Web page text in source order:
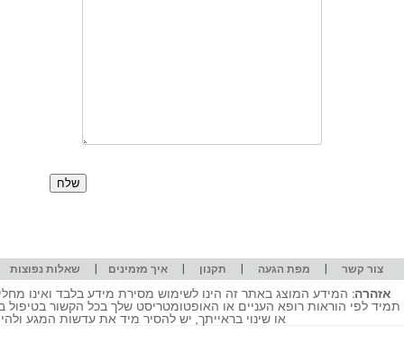
צור קשר | מפת הגעה | תקנון |איך מזמינים | שאלות נפוצות
אזהרה: המידע המוצג באתר זה הינו לשימוש מסירת מידע בלבד ואינו
תמיד לפי הוראות רופא העניים או האופטומטריסט שלך בכל הקשור
או שינוי בראייתך, יש להסיר מיד את עדשות המגע